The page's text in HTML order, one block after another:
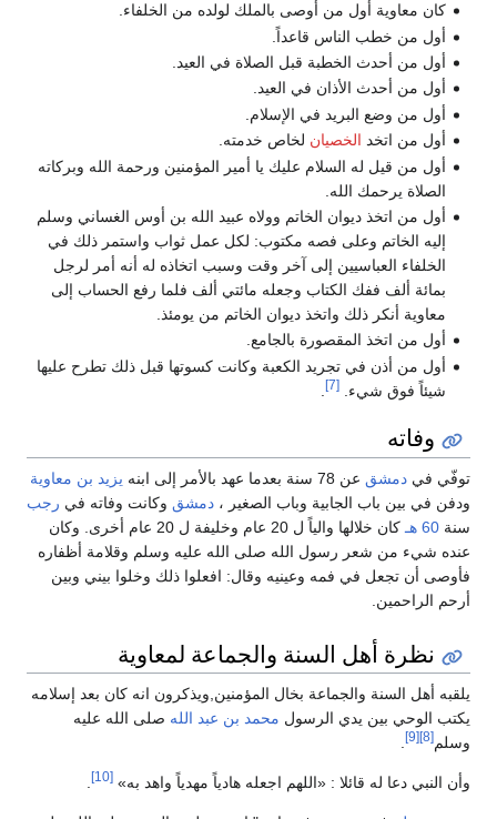
كان معاوية أول من أوصى بالملك لولده من الخلفاء.
أول من خطب الناس قاعداً.
أول من أحدث الخطبة قبل الصلاة في العيد.
أول من أحدث الأذان في العيد.
أول من وضع البريد في الإسلام.
أول من اتخد الخصيان لخاص خدمته.
أول من قيل له السلام عليك يا أمير المؤمنين ورحمة الله وبركاته
الصلاة يرحمك الله.
أول من اتخذ ديوان الخاتم وولاه عبيد الله بن أوس الغساني وسلم
إليه الخاتم وعلى فصه مكتوب: لكل عمل ثواب واستمر ذلك في
الخلفاء العباسيين إلى آخر وقت وسبب اتخاذه له أنه أمر لرجل
بمائة ألف ففك الكتاب وجعله مائتي ألف فلما رفع الحساب إلى
معاوية أنكر ذلك واتخذ ديوان الخاتم من يومئذ.
أول من اتخذ المقصورة بالجامع.
أول من أذن في تجريد الكعبة وكانت كسوتها قبل ذلك تطرح عليها
شيئاً فوق شيء.[7]
وفاته
توفّي في دمشق عن 78 سنة بعدما عهد بالأمر إلى ابنه
يزيد بن معاوية
ودفن في بين باب الجابية وباب الصغير ، دمشق وكانت وفاته في رجب
سنة 60 هـ
كان خلالها والياً ل 20 عام وخليفة ل 20 عام أخرى. وكان
عنده شيء من شعر رسول الله صلى الله عليه وسلم وقلامة أظفاره
فأوصى أن تجعل في فمه وعينيه وقال: افعلوا ذلك وخلوا بيني وبين
أرحم الراحمين.
نظرة أهل السنة والجماعة لمعاوية
يلقبه أهل السنة والجماعة بخال المؤمنين,ويذكرون انه كان بعد إسلامه
يكتب الوحي بين يدي الرسول محمد بن عبد الله صلى الله عليه
وسلم [8]
[9]
وأن النبي دعا له قائلا : «اللهم اجعله هادياً مهدياً واهد به» [10]